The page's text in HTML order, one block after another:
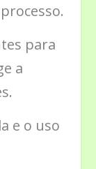
para
a
e o uso